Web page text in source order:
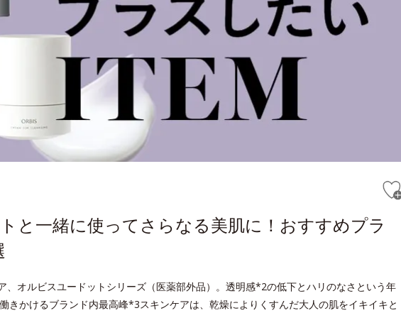
と一緒に使ってさらなる美肌に！おすすめプラ
、オルビスユードットシリーズ（医薬部外品）。透明感*2の低下とハリのなさという年
きかけるブランド内最高峰*3スキンケアは、乾燥によりくすんだ大人の肌をイキイキと